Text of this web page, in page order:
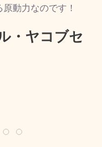
動力なのです！
・ヤコブセ
5 6